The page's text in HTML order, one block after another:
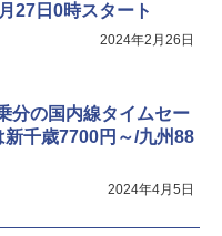
27日0時スタート
2024年2月26日
分の国内線タイムセー
千歳7700円～/九州88
2024年4月5日